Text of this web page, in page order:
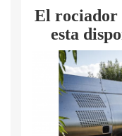
El rociador
esta